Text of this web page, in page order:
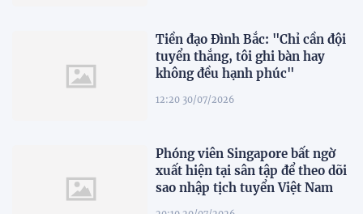
Tiền đạo Đình Bắc: "Chỉ cần đội
tuyển thắng, tôi ghi bàn hay
không đều hạnh phúc"
12:20 30/07/2026
Phóng viên Singapore bất ngờ
xuất hiện tại sân tập để theo dõi
sao nhập tịch tuyển Việt Nam